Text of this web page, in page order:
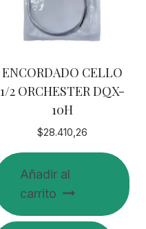
ENCORDADO CELLO
1/2 ORCHESTER DQX-
10H
$28.410,26
Añadir al
carrito